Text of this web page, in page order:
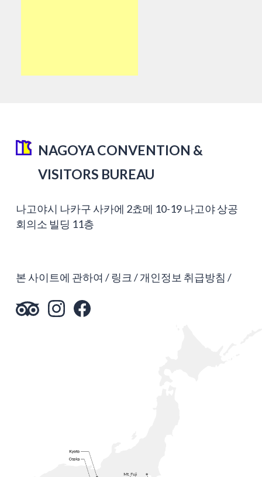
NAGOYA CONVENTION &
VISITORS BUREAU
나고야시 나카구 사카에 2쵸메 10-19 나고야 상공
회의소 빌딩 11층
본 사이트에 관하여 링크 개인정보 취급방침